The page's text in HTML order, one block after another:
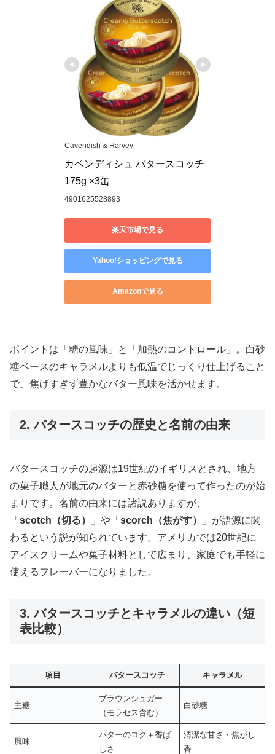
Cavendish & Harvey
カベンディシュ バタースコッチ
175g ×3缶
4901625528893
楽天市場で見る
Yahoo!ショッピングで見る
Amazonで見る
ポイントは「糖の風味」と「加熱のコントロール」。白砂
糖ベースのキャラメルよりも低温でじっくり仕上げること
で、焦げすぎず豊かなバター風味を活かせます。
2. バタースコッチの歴史と名前の由来
バタースコッチの起源は19世紀のイギリスとされ、地方
の菓子職人が地元のバターと赤砂糖を使って作ったのが始
まりです。名前の由来には諸説ありますが、
「 scotch（切る） 」や「 scorch（焦がす）
」が語源に関
わるという説が知られています。アメリカでは20世紀に
アイスクリームや菓子材料として広まり、家庭でも手軽に
使えるフレーバーになりました。
3. バタースコッチとキャラメルの違い（短
表比較）
項目 バタースコッチ キャラメル
主糖
ブラウンシュガー
（モラセス含む）
白砂糖
風味
バターのコク＋香ば
しさ
清潔な甘さ・焦がし
香